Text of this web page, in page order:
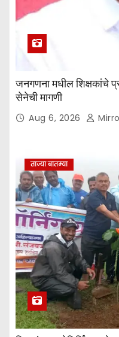
जनगणना मधील शिक्षकांचे
सेनेची मागणी
Aug 6, 2026
ताज्या बातम्या